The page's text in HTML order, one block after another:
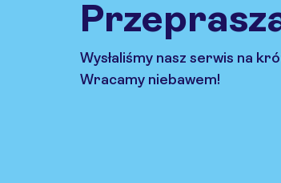
Wysłaliśmy nasz serwis na
Wracamy niebawem!